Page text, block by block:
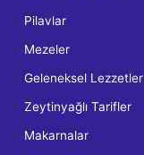
Pilavlar
Mezeler
Geleneksel Lezzetler
Zeytinyağlı Tarifler
Makarnalar